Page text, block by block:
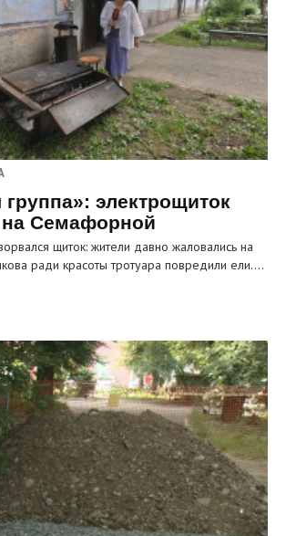
электрощиток
на Семафорной
щиток: жители давно жаловались на
ради красоты тротуара повредили ели.…